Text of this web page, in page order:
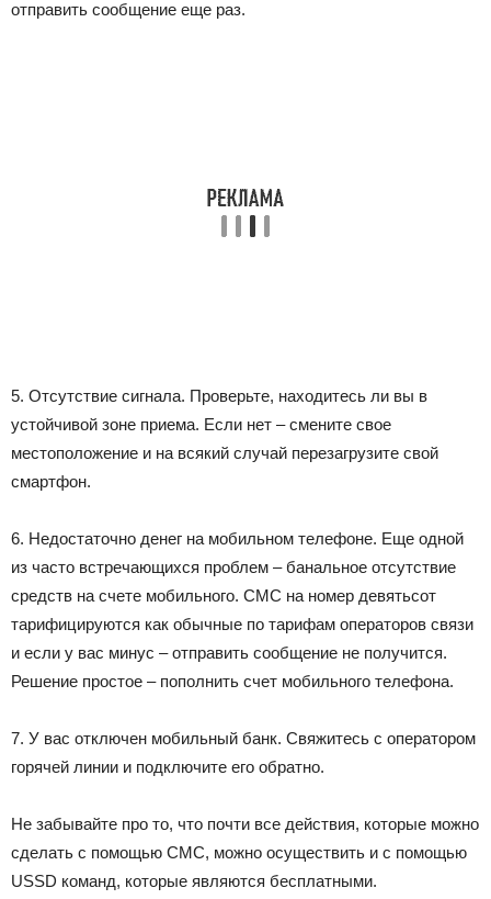
отправить сообщение еще раз.
5. Отсутствие сигнала. Проверьте, находитесь ли вы в
устойчивой зоне приема. Если нет – смените свое
местоположение и на всякий случай перезагрузите свой
смартфон.
6. Недостаточно денег на мобильном телефоне. Еще одной
из часто встречающихся проблем – банальное отсутствие
средств на счете мобильного. СМС на номер девятьсот
тарифицируются как обычные по тарифам операторов связи
и если у вас минус – отправить сообщение не получится.
Решение простое – пополнить счет мобильного телефона.
7. У вас отключен мобильный банк. Свяжитесь с оператором
горячей линии и подключите его обратно.
Не забывайте про то, что почти все действия, которые можно
сделать с помощью СМС, можно осуществить и с помощью
USSD команд, которые являются бесплатными.